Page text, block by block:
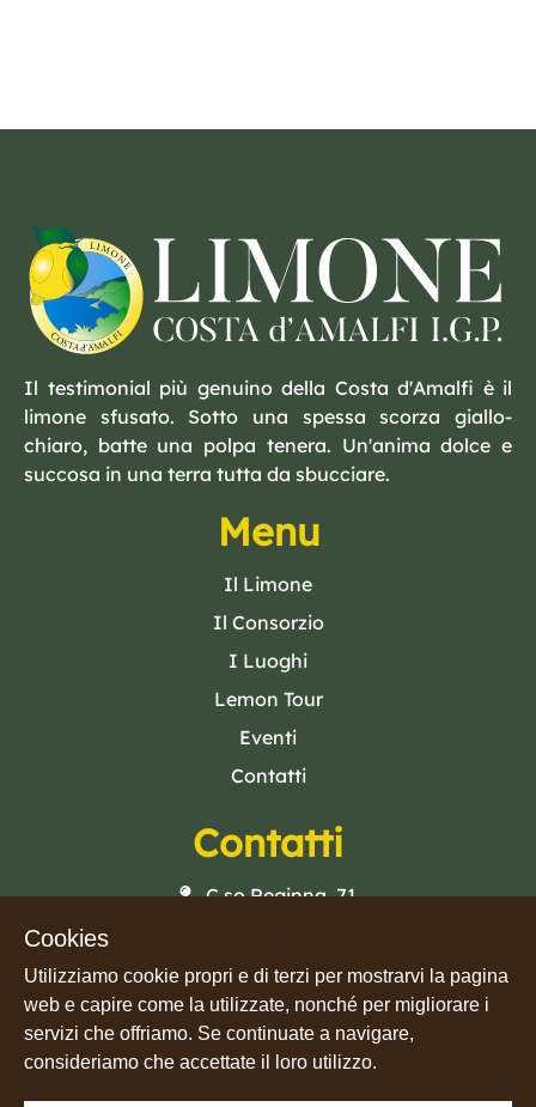
Il testimonial più genuino della Costa d'Amalfi è il
limone sfusato. Sotto una spessa scorza giallo-
chiaro, batte una polpa tenera. Un'anima dolce e
succosa in una terra tutta da sbucciare.
Menu
Il Limone
Il Consorzio
I Luoghi
Lemon Tour
Eventi
Contatti
Contatti
C.so Reginna, 71
Mail
Phone
Facebook
Cookies
Utilizziamo cookie propri e di terzi per mostrarvi la pagina
web e capire come la utilizzate, nonché per migliorare i
servizi che offriamo. Se continuate a navigare,
consideriamo che accettate il loro utilizzo.